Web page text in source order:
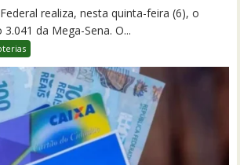
realiza, nesta quinta-feira (6), o
da Mega-Sena. O...